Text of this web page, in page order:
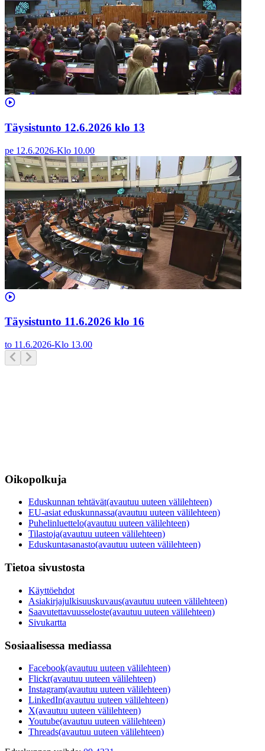
Täysistunto 12.6.2026 klo 13
pe 12.6.2026-Klo 10.00
Täysistunto 11.6.2026 klo 16
to 11.6.2026-Klo 13.00
Oikopolkuja
Eduskunnan tehtävät(avautuu uuteen välilehteen)
EU-asiat eduskunnassa(avautuu uuteen välilehteen)
Puhelinluettelo(avautuu uuteen välilehteen)
Tilastoja(avautuu uuteen välilehteen)
Eduskuntasanasto(avautuu uuteen välilehteen)
Tietoa sivustosta
Käyttöehdot
Asiakirjajulkisuuskuvaus(avautuu uuteen välilehteen)
Saavutettavuusseloste(avautuu uuteen välilehteen)
Sivukartta
Sosiaalisessa mediassa
Facebook(avautuu uuteen välilehteen)
Flickr(avautuu uuteen välilehteen)
Instagram(avautuu uuteen välilehteen)
LinkedIn(avautuu uuteen välilehteen)
X(avautuu uuteen välilehteen)
Youtube(avautuu uuteen välilehteen)
Threads(avautuu uuteen välilehteen)